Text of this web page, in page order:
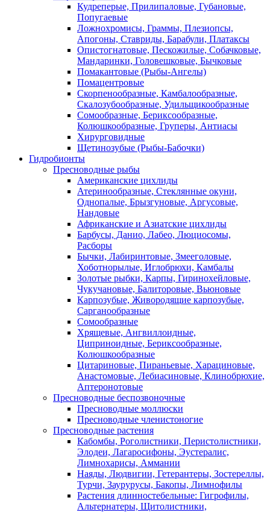
Кудреперые, Прилипаловые, Губановые,
Попугаевые
Ложнохромисы, Граммы, Плезиопсы,
Апогоны, Ставриды, Барабули, Платаксы
Опистогнатовые, Пескожилые, Собачковые,
Мандаринки, Головешковые, Бычковые
Помакантовые (Рыбы-Ангелы)
Помацентровые
Скорпенообразные, Камбалообразные,
Скалозубообразные, Удильщикообразные
Сомообразные, Бериксообразные,
Колюшкообразные, Груперы, Антиасы
Хирурговидные
Щетинозубые (Рыбы-Бабочки)
Гидробионты
Пресноводные рыбы
Американские цихлиды
Атеринообразные, Стеклянные окуни,
Однопалые, Брызгуновые, Аргусовые,
Нандовые
Африканские и Азиатские цихлиды
Барбусы, Данио, Лабео, Люциосомы,
Расборы
Бычки, Лабиринтовые, Змееголовые,
Хоботнорылые, Иглобрюхи, Камбалы
Золотые рыбки, Карпы, Гиринохейловые,
Чукучановые, Балиторовые, Вьюновые
Карпозубые, Живородящие карпозубые,
Сарганообразные
Сомообразные
Хрящевые, Ангвиллоидные,
Циприноидные, Бериксообразные,
Колюшкообразные
Цитариновые, Пираньевые, Харациновые,
Анастомовые, Лебиасиновые, Клинобрюхие,
Аптеронотовые
Пресноводные беспозвоночные
Пресноводные моллюски
Пресноводные членистоногие
Пресноводные растения
Кабомбы, Роголистники, Перистолистники,
Элодеи, Лагаросифоны, Эустералис,
Лимнохарисы, Аммании
Наяды, Людвигии, Гетерантеры, Зостереллы,
Турчи, Заурурусы, Бакопы, Лимнофилы
Растения длинностебельные: Гигрофилы,
Альтернатеры, Щитолистники,